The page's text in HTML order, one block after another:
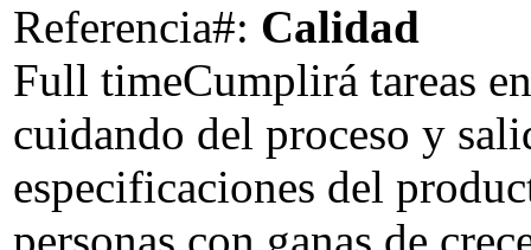
Referencia#: Calidad
Full timeCumplirá tareas
cuidando del proceso y
especificaciones del